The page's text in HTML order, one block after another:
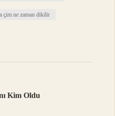
çim ne zaman dikilir
Kim Oldu